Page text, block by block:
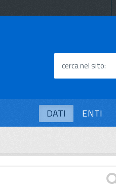
cerca nel sito
DATI ENTI